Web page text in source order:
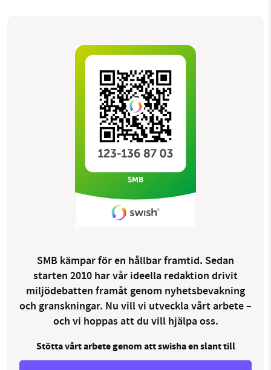
SMB kämpar för en hållbar framtid. Sedan
starten 2010 har vår ideella redaktion drivit
miljödebatten framåt genom nyhetsbevakning
och granskningar. Nu vill vi utveckla vårt arbete –
och vi hoppas att du vill hjälpa oss.
Stötta vårt arbete genom att swisha en slant till